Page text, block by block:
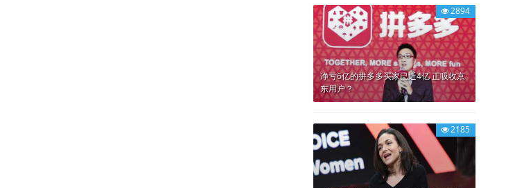
2894
净亏6亿的拼多多买家已近4亿 正吸收京
东用户？
2185